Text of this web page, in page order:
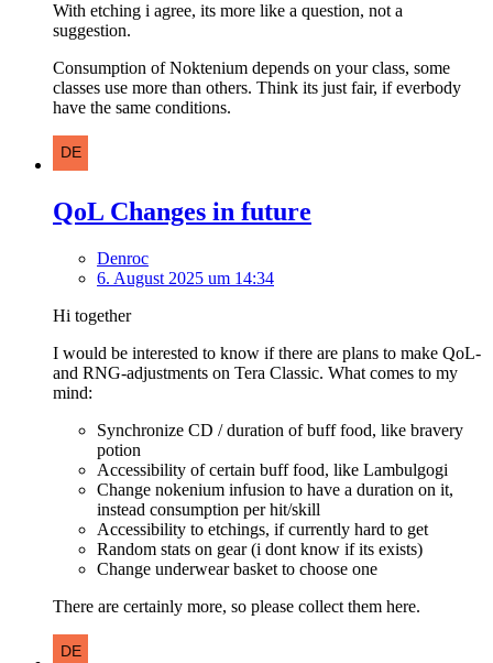
With etching i agree, its more like a question, not a
suggestion.
Consumption of Noktenium depends on your class, some
classes use more than others. Think its just fair, if everbody
have the same conditions.
QoL Changes in future
Denroc
6. August 2025 um 14:34
Hi together
I would be interested to know if there are plans to make QoL-
and RNG-adjustments on Tera Classic. What comes to my
mind:
Synchronize CD / duration of buff food, like bravery
potion
Accessibility of certain buff food, like Lambulgogi
Change nokenium infusion to have a duration on it,
instead consumption per hit/skill
Accessibility to etchings, if currently hard to get
Random stats on gear (i dont know if its exists)
Change underwear basket to choose one
There are certainly more, so please collect them here.